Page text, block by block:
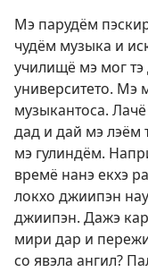
Мэ парудём
чудём музыка и
училищё мэ мог
университето. Мэ
музыкантоса.
дад и дай мэ лэём
мэ гулиндём.
времё нанэ екхэ
локхо джиипэн
джиипэн. Дажэ
мири дар и
со явэла ангил?